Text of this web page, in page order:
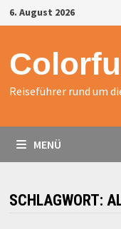
Zurück
zum
6. August 2026
Reiseführer rund um
MENÜ
SCHLAGWORT: